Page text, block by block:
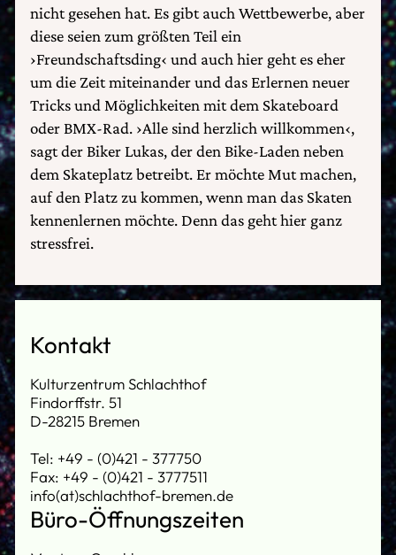
nicht gesehen hat. Es gibt auch Wettbewerbe, aber
diese seien zum größten Teil ein
›Freundschaftsding‹ und auch hier geht es eher
um die Zeit miteinander und das Erlernen neuer
Tricks und Möglichkeiten mit dem Skateboard
oder BMX-Rad. ›Alle sind herzlich willkommen‹,
sagt der Biker Lukas, der den Bike-Laden neben
dem Skateplatz betreibt. Er möchte Mut machen,
auf den Platz zu kommen, wenn man das Skaten
kennenlernen möchte. Denn das geht hier ganz
stressfrei.
Kontakt
Kulturzentrum Schlachthof
Findorffstr. 51
D-28215 Bremen
Tel: +49 - (0)421 - 377750
Fax: +49 - (0)421 - 3777511
info(at)schlachthof-bremen.de
Büro-Öffnungszeiten